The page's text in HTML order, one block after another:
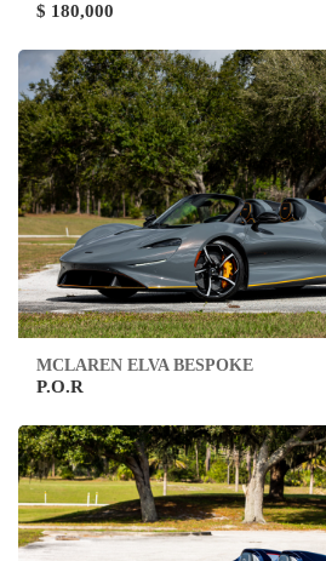
$ 180,000
MCLAREN ELVA BESPOKE
P.O.R